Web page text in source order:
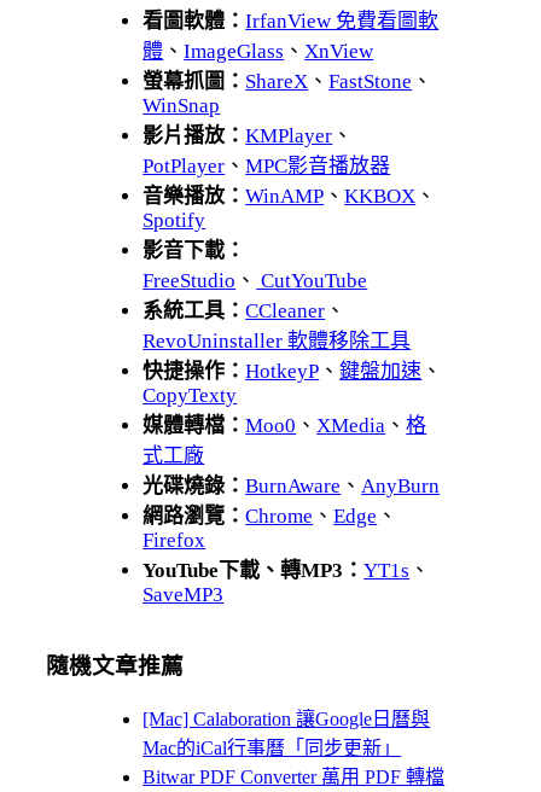
看圖軟體：IrfanView 免費看圖軟
體 、ImageGlass 、 XnView
螢幕抓圖： ShareX 、FastStone 、
WinSnap
影片播放：KMPlayer 、
PotPlayer 、MPC影音播放器
音樂播放：WinAMP 、KKBOX 、
Spotify
影音下載：
FreeStudio 、 CutYouTube
系統工具：CCleaner 、
RevoUninstaller 軟體移除工具
快捷操作：HotkeyP 、鍵盤加速 、
CopyTexty
媒體轉檔：Moo0 、 XMedia 、格
式工廠
光碟燒錄：BurnAware 、 AnyBurn
網路瀏覽：Chrome 、Edge 、
Firefox
YouTube下載、轉MP3：YT1s 、
SaveMP3
隨機文章推薦
[Mac] Calaboration 讓Google日曆與
Mac的iCal行事曆「同步更新」
Bitwar PDF Converter 萬用 PDF 轉檔